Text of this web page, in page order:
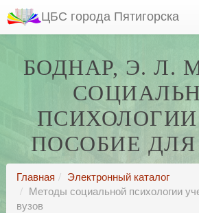
ЦБС города Пятигорска
БОДНАР, Э. Л.
ПСИХОЛОГИИ
ПОСОБИЕ ДЛЯ
Главная
Электронный каталог
Методы социальной психологии
вузов